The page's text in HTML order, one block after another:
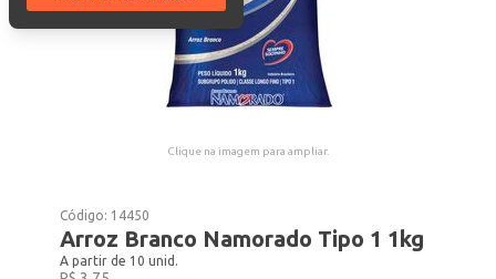
Clique na imagem para ampliar.
Código: 14450
Arroz Branco Namorado Tipo 1 1kg
A partir de 10 unid.